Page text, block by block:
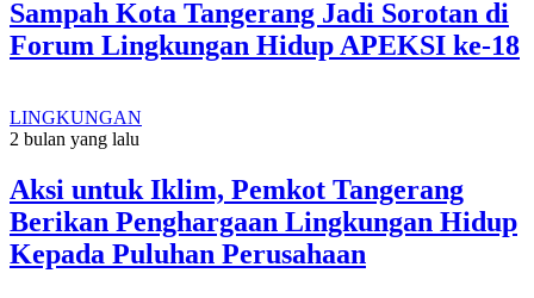
Sampah Kota Tangerang Jadi Sorotan di
Forum Lingkungan Hidup APEKSI ke-18
LINGKUNGAN
2 bulan yang lalu
Aksi untuk Iklim, Pemkot Tangerang
Berikan Penghargaan Lingkungan Hidup
Kepada Puluhan Perusahaan